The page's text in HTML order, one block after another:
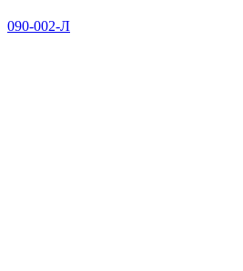
090-002-Л